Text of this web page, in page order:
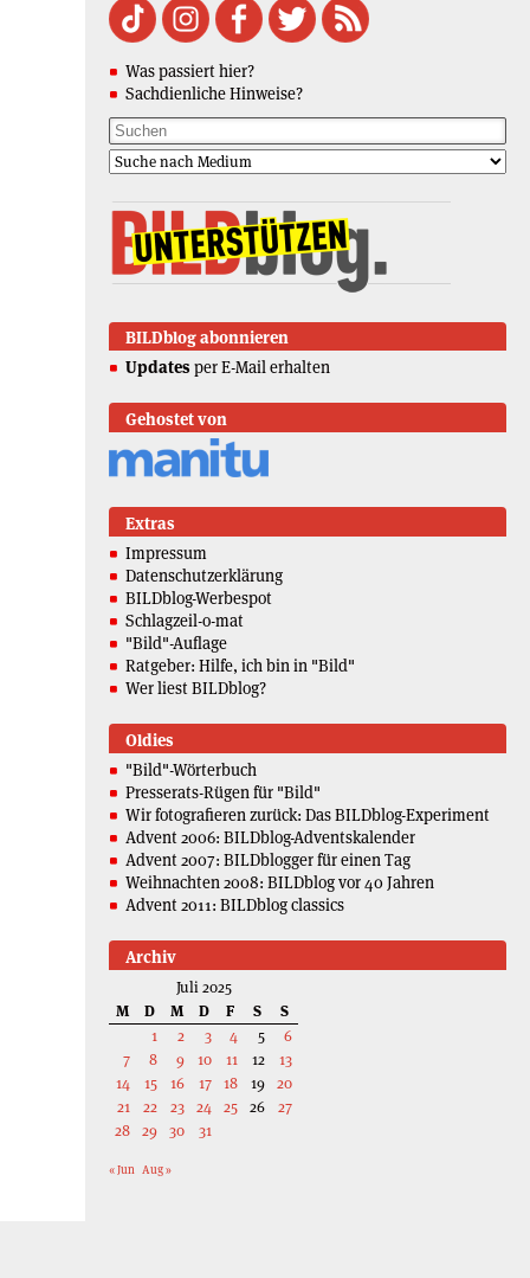
Was passiert hier?
Sachdienliche Hinweise?
BILDblog abonnieren
Updates per E-Mail erhalten
Gehostet von
Extras
Impressum
Datenschutzerklärung
BILDblog-Werbespot
Schlagzeil-o-mat
"Bild"-Auflage
Ratgeber: Hilfe, ich bin in "Bild"
Wer liest BILDblog?
Oldies
"Bild"-Wörterbuch
Presserats-Rügen für "Bild"
Wir fotografieren zurück: Das BILDblog-Experiment
Advent 2006: BILDblog-Adventskalender
Advent 2007: BILDblogger für einen Tag
Weihnachten 2008: BILDblog vor 40 Jahren
Advent 2011: BILDblog classics
Archiv
Juli 2025
M
D M D F S
S
1
2 3 4 5
6
7
8 9 10 11 12
13
14
15 16 17 18 19 20
21
22 23 24 25 26
27
28 29 30 31
« Jun Aug »